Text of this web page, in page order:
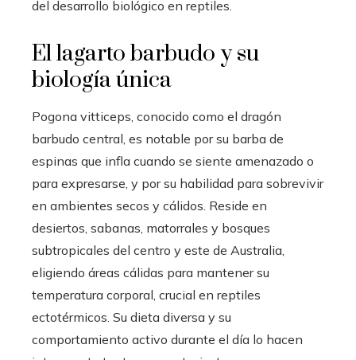
del desarrollo biológico en reptiles.
El lagarto barbudo y su
biología única
Pogona vitticeps, conocido como el dragón
barbudo central, es notable por su barba de
espinas que infla cuando se siente amenazado o
para expresarse, y por su habilidad para sobrevivir
en ambientes secos y cálidos. Reside en
desiertos, sabanas, matorrales y bosques
subtropicales del centro y este de Australia,
eligiendo áreas cálidas para mantener su
temperatura corporal, crucial en reptiles
ectotérmicos. Su dieta diversa y su
comportamiento activo durante el día lo hacen